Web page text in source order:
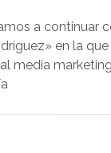
a continuar
en la
media